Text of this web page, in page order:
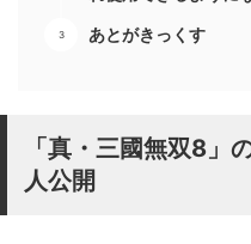
あとがきっくす
「真・三國無双8」
人公開